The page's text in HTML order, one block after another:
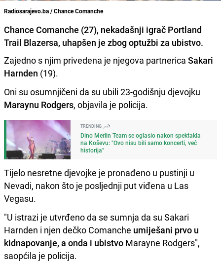
Radiosarajevo.ba / Chance Comanche
Chance Comanche (27), nekadašnji igrač Portland
Trail Blazersa, uhapšen je zbog optužbi za ubistvo.
Zajedno s njim privedena je njegova partnerica Sakari
Harnden (19).
Oni su osumnjičeni da su ubili 23-godišnju djevojku
Maraynu Rodgers, objavila je policija.
TRENDING
Dino Merlin Team se oglasio nakon spektakla
na Koševu: "Ovo nisu bili samo koncerti, već
historija"
Tijelo nesretne djevojke je pronađeno u pustinji u
Nevadi, nakon što je posljednji put viđena u Las
Vegasu.
"U istrazi je utvrđeno da se sumnja da su Sakari
Harnden i njen dečko Comanche umiješani prvo u
kidnapovanje, a onda i ubistvo Marayne Rodgers",
saopćila je policija.